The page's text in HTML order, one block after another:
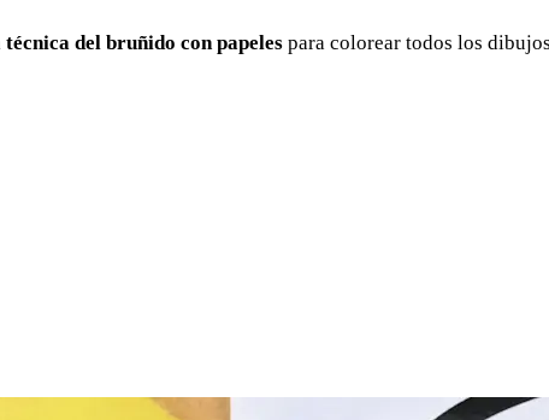
del bruñido con papeles para colorear todos los